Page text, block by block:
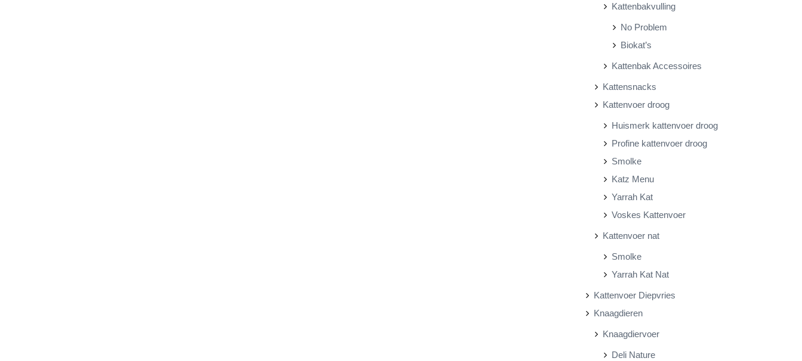
Kattenbakvulling
No Problem
Biokat’s
Kattenbak Accessoires
Kattensnacks
Kattenvoer droog
Huismerk kattenvoer droog
Profine kattenvoer droog
Smolke
Katz Menu
Yarrah Kat
Voskes Kattenvoer
Kattenvoer nat
Smolke
Yarrah Kat Nat
Kattenvoer Diepvries
Knaagdieren
Knaagdiervoer
Deli Nature